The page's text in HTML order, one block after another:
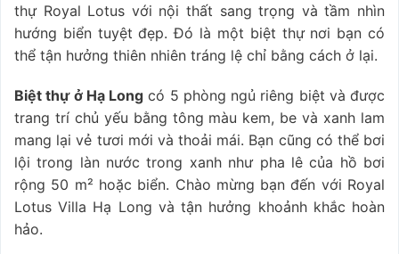
thự Royal Lotus với nội thất sang trọng và tầm nhìn
hướng biển tuyệt đẹp. Đó là một biệt thự nơi bạn có
thể tận hưởng thiên nhiên tráng lệ chỉ bằng cách ở lại.
Biệt thự ở Hạ Long có 5 phòng ngủ riêng biệt và được
trang trí chủ yếu bằng tông màu kem, be và xanh lam
mang lại vẻ tươi mới và thoải mái. Bạn cũng có thể bơi
lội trong làn nước trong xanh như pha lê của hồ bơi
rộng 50 m² hoặc biển. Chào mừng bạn đến với Royal
Lotus Villa Hạ Long và tận hưởng khoảnh khắc hoàn
hảo.